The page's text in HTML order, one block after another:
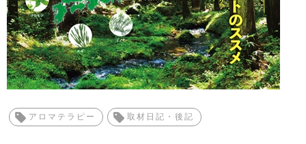
アロマテラピー 取材日記・後記